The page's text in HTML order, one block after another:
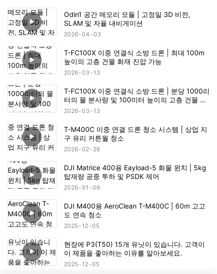
Odin1 공간 메모리 모듈 | 고정밀 3D 비전,
SLAM 및 자율 내비게이션
2026 04 03
T-FC100X 이중 연결식 소방 드론 | 최대 100m
높이의 고층 건물 화재 진압 가능
2026 03 13
T-FC100X 이중 연결식 소방 드론 | 분당 1000리
터의 물 분사량 및 100미터 높이의 고층 건물 화
재 구조 가능
2026 03 13
T-M400C 이중 연결 드론 청소 시스템 | 상업 지
구 유리 커튼월 청소
2026 02 28
DJI Matrice 400용 Eayload-5 화물 윈치 | 5kg
탑재량 공중 투하 및 PSDK 제어
2026 01 09
DJI M400용 AeroClean T-M400C | 60m 고고
도 연속 청소
2025 12 05
현장에 P3(T50) 15개 유닛이 있습니다. 고객이
이 제품을 좋아하는 이유를 알아보세요.
2025 12 05